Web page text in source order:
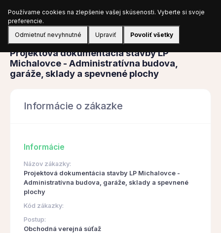
Prihlásiť sa
Obstarávanie
Projektová dokumentácia stavby LP
Michalovce - Administratívna budova,
garáže, sklady a spevnené plochy
Informácie o zákazke
Informácie
Názov zákazky:
Projektová dokumentácia stavby LP Michalovce -
Administratívna budova, garáže, sklady a spevnené
plochy
Kód zákazky:
Postup:
Obchodná verejná súťaž
Používame cookies na zlepšenie vašej skúsenosti. Vyberte si svoje
preferencie.
Odmietnuť nevyhnutné
Upraviť Povoliť všetky